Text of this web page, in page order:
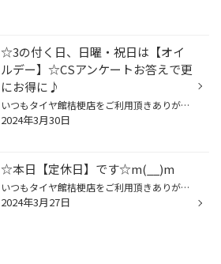
☆3の付く日、日曜・祝日は【オイ
ルデー】☆CSアンケートお答えで更
にお得に♪
いつもタイヤ館桔梗店をご利用頂きありがとうございます٩( 'ω' )و 本日30、明日31日はオイルデーとなります('ω')ノ☆ 当店でのオイル交換は ・ドレンパッキンを毎回新品に交換(一部車両除く) オイル交換の際、ドレンボルトのパッキンも 交換のたびに力がかかり劣化してしまいます そのままだとオイル...
2024年3月30日
☆本日【定休日】です☆m(__)m
いつもタイヤ館桔梗店をご利用頂きありがとうございますm(_ _)m おはようございます♪当店は本日定休日となっております！ 尚、本日は昭和店、本通店、も定休日となりますので お急ぎの場合は日の出店をご利用下さい♪ お急ぎじゃ無い場合は、是非木曜日に桔梗店のご利用をお願い致します✌︎('ω'✌︎ ) ...
2024年3月27日